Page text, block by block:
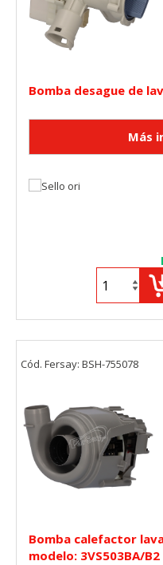
Bomba desague de
Bomba calefactor
modelo: 3VS503BA/B2
Cód. Fersay: BSH-755078